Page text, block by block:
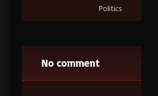
Politics
No comment